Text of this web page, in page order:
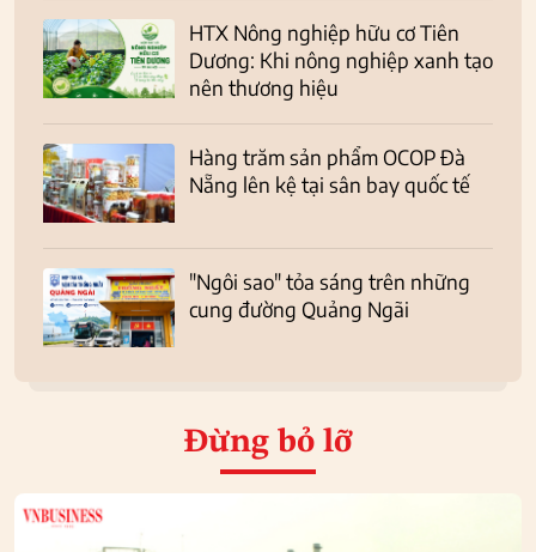
HTX Nông nghiệp hữu cơ Tiên
Dương: Khi nông nghiệp xanh tạo
nên thương hiệu
Hàng trăm sản phẩm OCOP Đà
Nẵng lên kệ tại sân bay quốc tế
"Ngôi sao" tỏa sáng trên những
cung đường Quảng Ngãi
Đừng bỏ lỡ